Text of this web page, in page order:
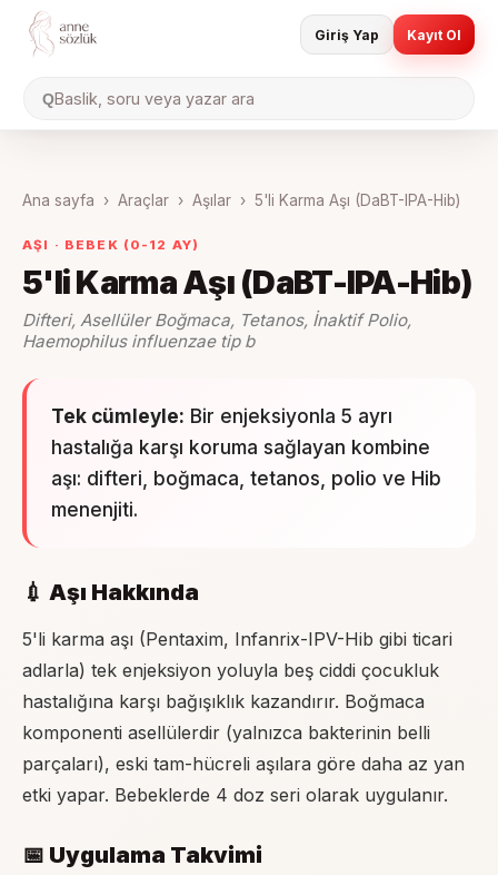
QBaslik, soru veya yazar ara
Giriş Yap Kayıt Ol
Ana sayfa › Araçlar › Aşılar › 5'li Karma Aşı (DaBT-IPA-Hib)
AŞI · BEBEK (0-12 AY)
5'li Karma Aşı (DaBT-IPA-Hib)
Difteri, Asellüler Boğmaca, Tetanos, İnaktif Polio,
Haemophilus influenzae tip b
Tek cümleyle: Bir enjeksiyonla 5 ayrı
hastalığa karşı koruma sağlayan kombine
aşı: difteri, boğmaca, tetanos, polio ve Hib
menenjiti.
💉 Aşı Hakkında
5'li karma aşı (Pentaxim, Infanrix-IPV-Hib gibi ticari
adlarla) tek enjeksiyon yoluyla beş ciddi çocukluk
hastalığına karşı bağışıklık kazandırır. Boğmaca
komponenti asellülerdir (yalnızca bakterinin belli
parçaları), eski tam-hücreli aşılara göre daha az yan
etki yapar. Bebeklerde 4 doz seri olarak uygulanır.
📅 Uygulama Takvimi